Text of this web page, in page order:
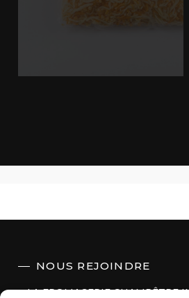
NOUS REJOINDRE
LA FROMAGERIE CHAMPÊTRE